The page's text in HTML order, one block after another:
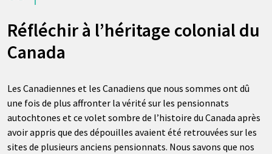
Réfléchir à l’héritage colonial du
Canada
Les Canadiennes et les Canadiens que nous sommes ont dû
une fois de plus affronter la vérité sur les pensionnats
autochtones et ce volet sombre de l’histoire du Canada après
avoir appris que des dépouilles avaient été retrouvées sur les
sites de plusieurs anciens pensionnats. Nous savons que nos